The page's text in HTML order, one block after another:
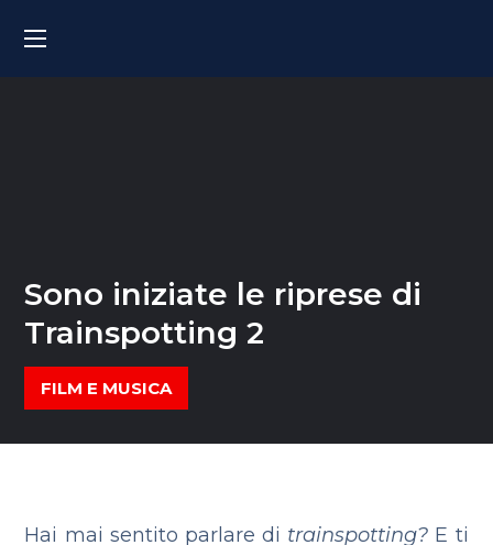
Sono iniziate le riprese di
Trainspotting 2
FILM E MUSICA
Hai mai sentito parlare di trainspotting? E ti